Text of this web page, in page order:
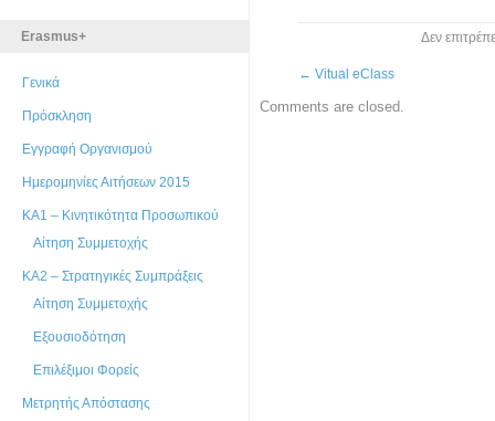
Erasmus+
Γενικά
Πρόσκληση
Εγγραφή Οργανισμού
Ημερομηνίες Αιτήσεων 2015
ΚΑ1 – Κινητικότητα Προσωπικού
Αίτηση Συμμετοχής
ΚΑ2 – Στρατηγικές Συμπράξεις
Αίτηση Συμμετοχής
Εξουσιοδότηση
Επιλέξιμοι Φορείς
Μετρητής Απόστασης
Δεν
← Vitual eClass
Comments are closed.